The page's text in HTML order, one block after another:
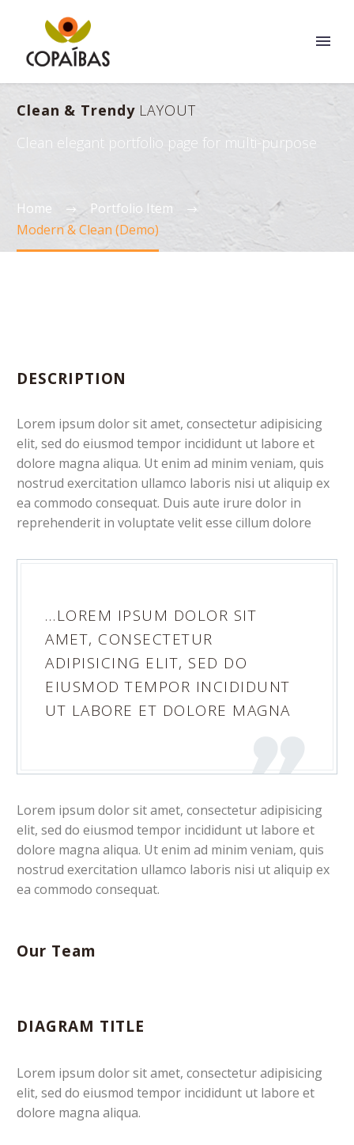
Clean & Trendy LAYOUT
Clean elegant portfolio page for multi-purpose
Home
Portfolio Item
Modern & Clean (Demo)
DESCRIPTION
Lorem ipsum dolor sit amet, consectetur adipisicing
elit, sed do eiusmod tempor incididunt ut labore et
dolore magna aliqua. Ut enim ad minim veniam, quis
nostrud exercitation ullamco laboris nisi ut aliquip ex
ea commodo consequat. Duis aute irure dolor in
reprehenderit in voluptate velit esse cillum dolore
…LOREM IPSUM DOLOR SIT
AMET, CONSECTETUR
ADIPISICING ELIT, SED DO
EIUSMOD TEMPOR INCIDIDUNT
UT LABORE ET DOLORE MAGNA
Lorem ipsum dolor sit amet, consectetur adipisicing
elit, sed do eiusmod tempor incididunt ut labore et
dolore magna aliqua. Ut enim ad minim veniam, quis
nostrud exercitation ullamco laboris nisi ut aliquip ex
ea commodo consequat.
Our Team
DIAGRAM TITLE
Lorem ipsum dolor sit amet, consectetur adipisicing
elit, sed do eiusmod tempor incididunt ut labore et
dolore magna aliqua.